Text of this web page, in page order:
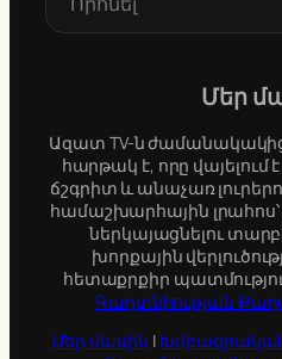
Մեր
Ազատ TV-ն
հարթակ է, որը վայելում
ճշգրիտ և անաչառ
համաշխարհային
ներկայացնելու
խորքային
հետաքրքիր
Գաղտնիության
Մեր մասին |